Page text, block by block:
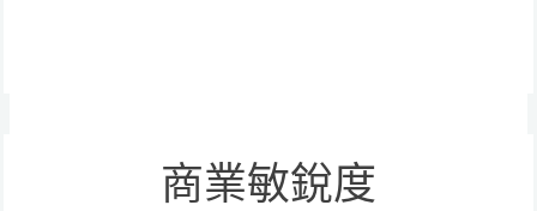
商業敏銳度